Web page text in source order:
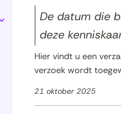
Toon
De datum die
deze
Hier vindt u een
verzoek wordt
21 oktober 2025